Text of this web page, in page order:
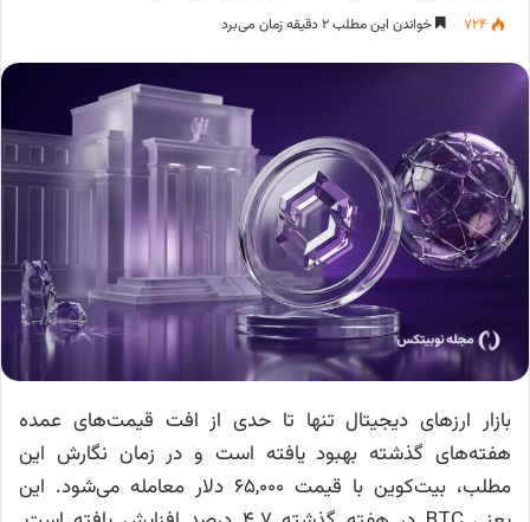
۷۲۴
خواندن این مطلب ۲ دقیقه زمان می‌برد
بازار ارزهای دیجیتال تنها تا حدی از افت قیمت‌های عمده
هفته‌های گذشته بهبود یافته است و در زمان نگارش این
مطلب، بیت‌کوین با قیمت ۶۵,۰۰۰ دلار معامله می‌شود. این